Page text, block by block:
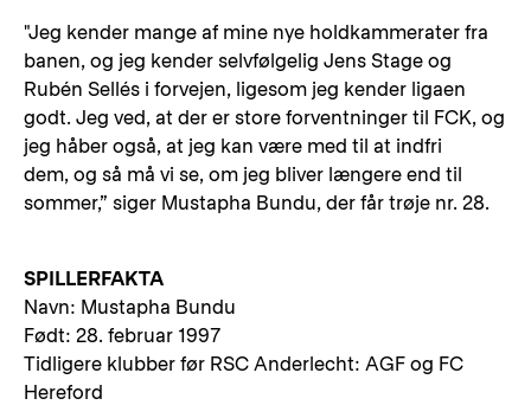
"Jeg kender mange af mine nye holdkammerater fra
banen, og jeg kender selvfølgelig Jens Stage og
Rubén Sellés i forvejen, ligesom jeg kender ligaen
godt. Jeg ved, at der er store forventninger til FCK, og
jeg håber også, at jeg kan være med til at indfri
dem, og så må vi se, om jeg bliver længere end til
sommer,” siger Mustapha Bundu, der får trøje nr. 28.
SPILLERFAKTA
Navn: Mustapha Bundu
Født: 28. februar 1997
Tidligere klubber før RSC Anderlecht: AGF og FC
Hereford